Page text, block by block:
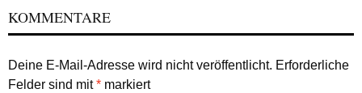
KOMMENTARE
Deine E-Mail-Adresse wird nicht veröffentlicht. Erforderliche
Felder sind mit* markiert